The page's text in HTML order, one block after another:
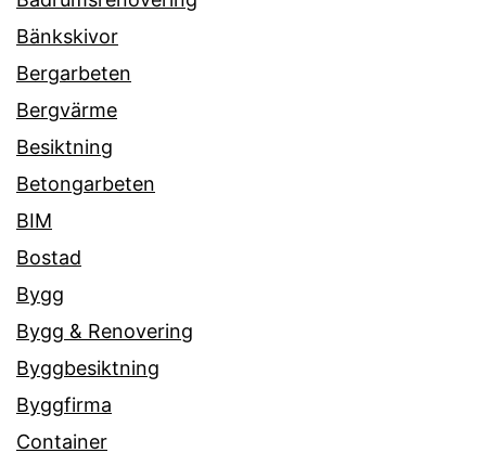
Bänkskivor
Bergarbeten
Bergvärme
Besiktning
Betongarbeten
BIM
Bostad
Bygg
Bygg & Renovering
Byggbesiktning
Byggfirma
Container